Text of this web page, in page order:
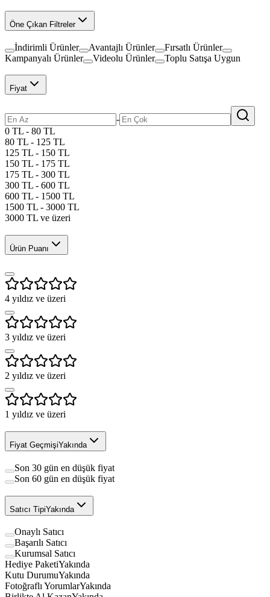
Öne Çıkan Filtreler
İndirimli Ürünler Avantajlı Ürünler
Fırsatlı Ürünler
Kampanyalı Ürünler
Videolu Ürünler Toplu Satışa Uygun
Fiyat
-
0 TL - 80 TL
80 TL - 125 TL
125 TL - 150 TL
150 TL - 175 TL
175 TL - 300 TL
300 TL - 600 TL
600 TL - 1500 TL
1500 TL - 3000 TL
3000 TL ve üzeri
Ürün Puanı
4 yıldız ve üzeri
3 yıldız ve üzeri
2 yıldız ve üzeri
1 yıldız ve üzeri
Fiyat GeçmişiYakında
Son 30 gün en düşük fiyat
Son 60 gün en düşük fiyat
Satıcı TipiYakında
Onaylı Satıcı
Başarılı Satıcı
Kurumsal Satıcı
Hediye PaketiYakında
Kutu DurumuYakında
Fotoğraflı YorumlarYakında